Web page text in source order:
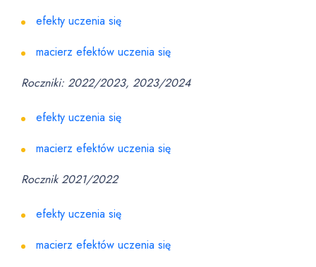
efekty uczenia się
macierz efektów uczenia się
Roczniki: 2022/2023, 2023/2024
efekty uczenia się
macierz efektów uczenia się
Rocznik 2021/2022
efekty uczenia się
macierz efektów uczenia się